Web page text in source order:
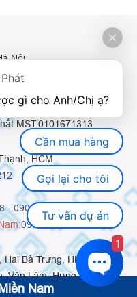
Nội
-024. 3665 8993
- 0942.155.688
MST:0101671313
HCM
- 0903.331.921
0903.331.921
Bà Trưng, HN
Văn Lâm, Hưng Yên
Nam
Cần mua hàng
Gọi lại cho tôi
Tư vấn dự án
1